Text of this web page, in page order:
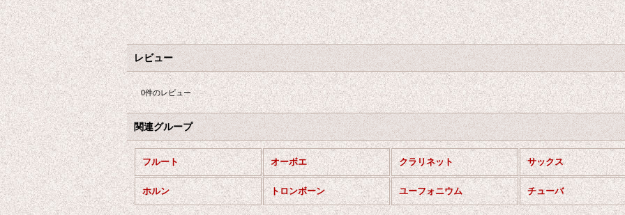
レビュー
0件のレビュー
関連グループ
フルート オーボエ クラリネット サックス
ホルン トロンボーン ユーフォニウム チューバ